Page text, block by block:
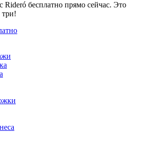
Rideró бесплатно прямо сейчас. Это
три!